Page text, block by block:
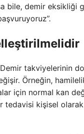
bile, demir eksikliği
takviyelerinin
Örneğin,
için normal kan
tedavisi kişisel olarak